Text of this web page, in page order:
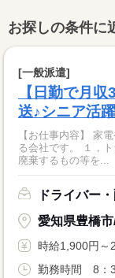
お探しの条件に
[一般派遣]
【日勤で月
送♪シニア活躍
【お仕事内容】 家
る会社です。 １，トラックで順番に配送 ２，中央センターへ戻り、
廃棄するもの等を...
ドライバー
愛知県豊橋市
時給1,900円～
勤務時間 8：